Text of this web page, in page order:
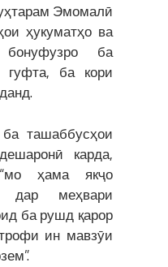
Эмомалӣ
ҳукуматҳо ва
бонуфузро ба
гуфта, ба кори
ташаббусҳои
карда,
ҳама якҷо
дар меҳвари
ба рушд қарор
ин мавзӯи